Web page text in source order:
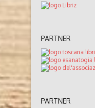
PARTNER
PARTNER